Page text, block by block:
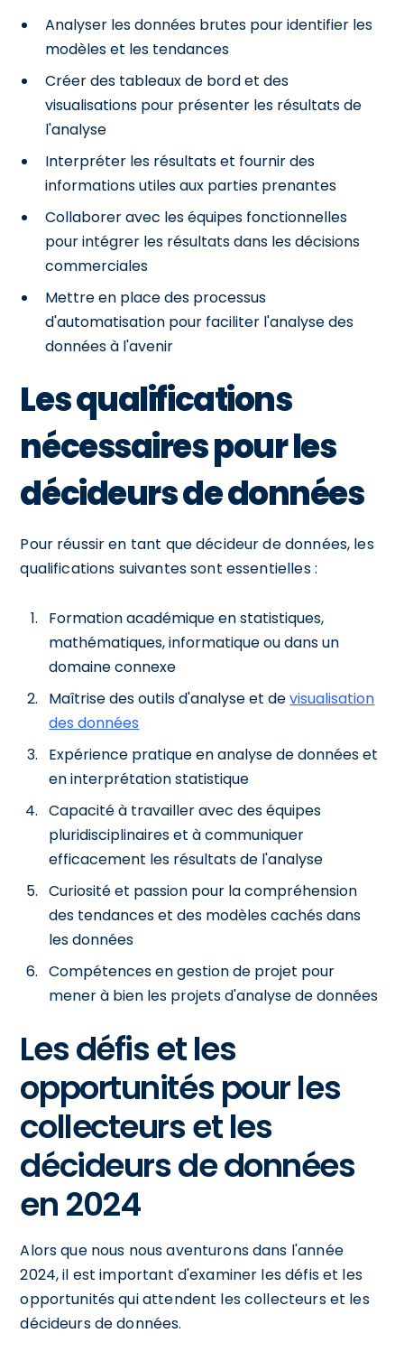
Analyser les données brutes pour identifier les
modèles et les tendances
Créer des tableaux de bord et des
visualisations pour présenter les résultats de
l'analyse
Interpréter les résultats et fournir des
informations utiles aux parties prenantes
Collaborer avec les équipes fonctionnelles
pour intégrer les résultats dans les décisions
commerciales
Mettre en place des processus
d'automatisation pour faciliter l'analyse des
données à l'avenir
Les qualifications
nécessaires pour les
décideurs de données
Pour réussir en tant que décideur de données, les
qualifications suivantes sont essentielles :
Formation académique en statistiques,
mathématiques, informatique ou dans un
domaine connexe
Maîtrise des outils d'analyse et devisualisation
des données
Expérience pratique en analyse de données et
en interprétation statistique
Capacité à travailler avec des équipes
pluridisciplinaires et à communiquer
efficacement les résultats de l'analyse
Curiosité et passion pour la compréhension
des tendances et des modèles cachés dans
les données
Compétences en gestion de projet pour
mener à bien les projets d'analyse de données
Les défis et les
opportunités pour les
collecteurs et les
décideurs de données
en 2024
Alors que nous nous aventurons dans l'année
2024, il est important d'examiner les défis et les
opportunités qui attendent les collecteurs et les
décideurs de données.